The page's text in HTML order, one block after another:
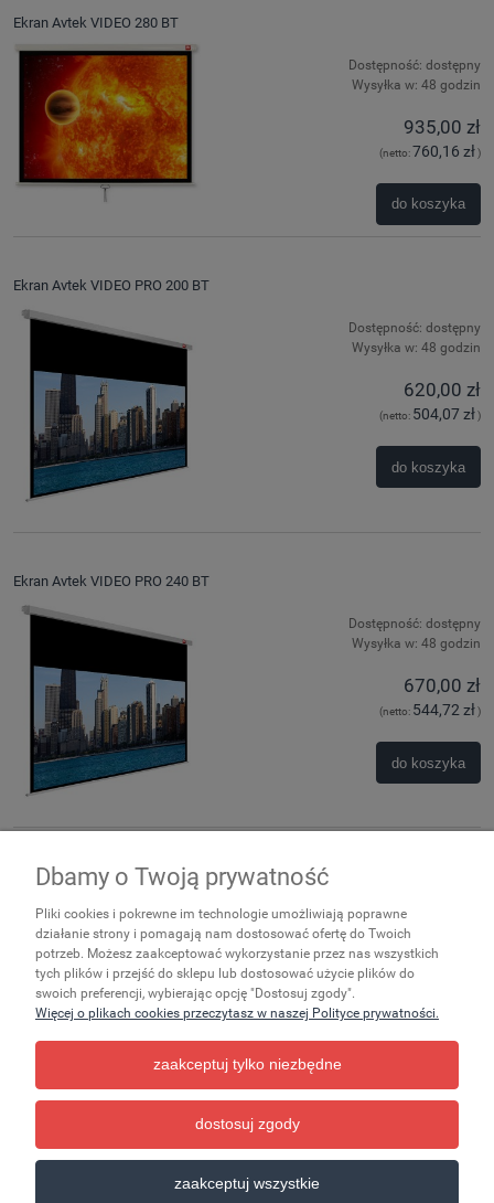
Ekran Avtek VIDEO 280 BT
Dostępność: dostępny
Wysyłka w: 48 godzin
935,00 zł
(netto:760,16 zł)
do koszyka
Ekran Avtek VIDEO PRO 200 BT
Dostępność: dostępny
Wysyłka w: 48 godzin
620,00 zł
(netto: 504,07 zł)
do koszyka
Ekran Avtek VIDEO PRO 240 BT
Dostępność: dostępny
Wysyłka w: 48 godzin
670,00 zł
(netto: 544,72 zł)
do koszyka
Zakupy
Ważne
Pomoc
Moje konto
Informacje
Dbamy o Twoją prywatność
Pliki cookies i pokrewne im technologie umożliwiają poprawne
działanie strony i pomagają nam dostosować ofertę do Twoich
potrzeb. Możesz zaakceptować wykorzystanie przez nas wszystkich
tych plików i przejść do sklepu lub dostosować użycie plików do
swoich preferencji, wybierając opcję "Dostosuj zgody".
Więcej o plikach cookies przeczytasz w naszej Polityce prywatności.
zaakceptuj tylko niezbędne
dostosuj zgody
zaakceptuj wszystkie